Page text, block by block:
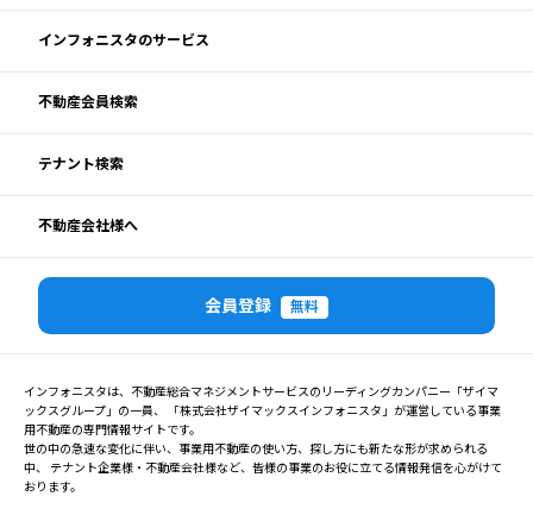
インフォニスタのサービス
不動産会員検索
テナント検索
不動産会社様へ
会員登録 無料
インフォニスタは、不動産総合マネジメントサービスのリーディングカンパニー「ザイマ
ックスグループ」の一員、 「株式会社ザイマックスインフォニスタ」が運営している事業
用不動産の専門情報サイトです。
世の中の急速な変化に伴い、事業用不動産の使い方、探し方にも新たな形が求められる
中、 テナント企業様・不動産会社様など、皆様の事業のお役に立てる情報発信を心がけて
おります。